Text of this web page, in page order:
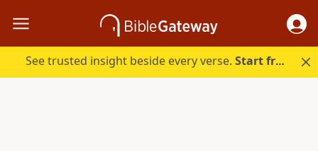
See trusted insight beside every verse.Start free.